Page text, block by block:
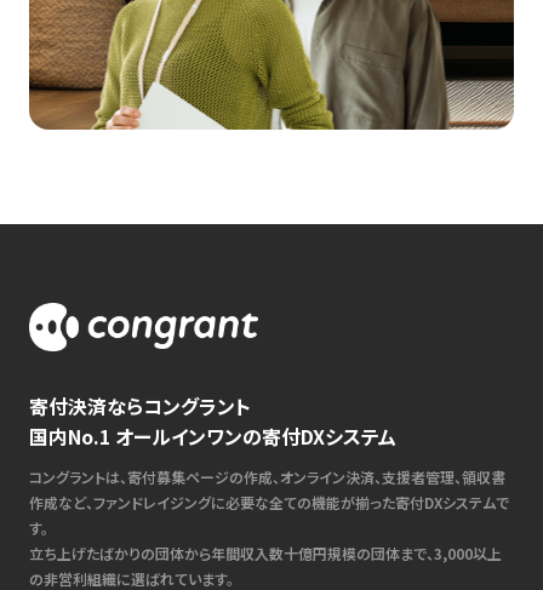
寄付決済ならコングラント
国内No.1 オールインワンの寄付DXシステム
コングラントは、寄付募集ページの作成、オンライン決済、支援者管理、領収書
作成など、ファンドレイジングに必要な全ての機能が揃った寄付DXシステムで
す。
立ち上げたばかりの団体から年間収入数十億円規模の団体まで、3,000以上
の非営利組織に選ばれています。